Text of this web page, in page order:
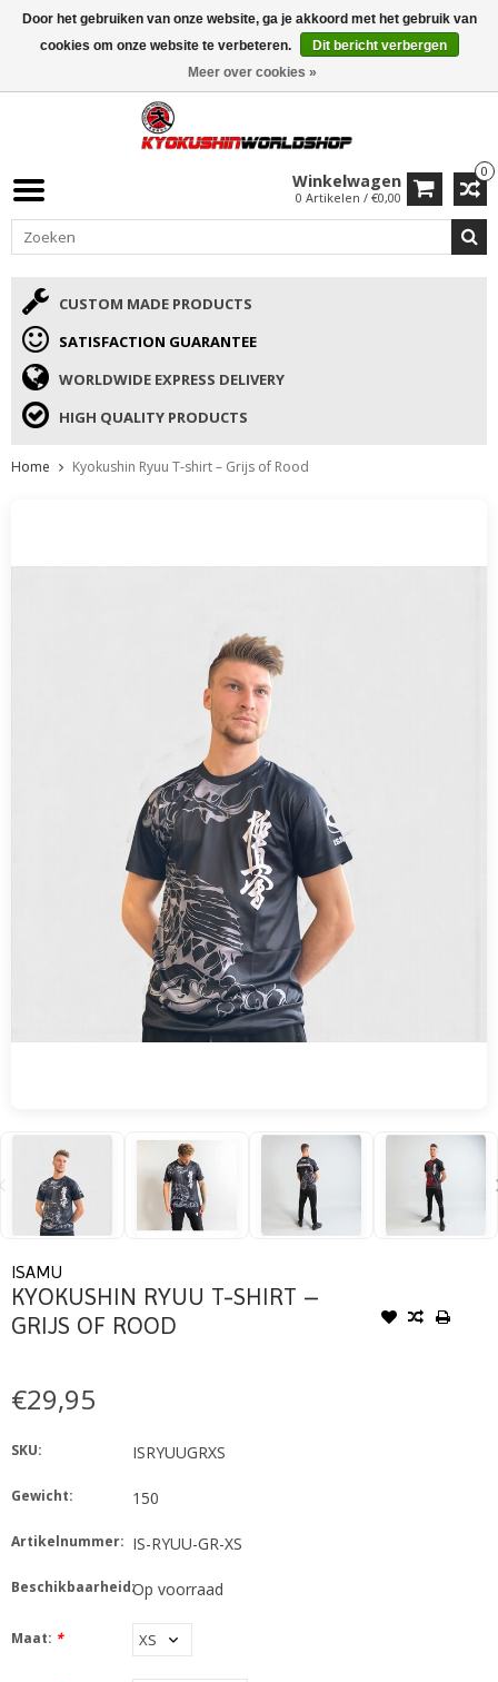
ISAMU SUMMER DEALS• 10% Korting + cadeau vanaf €169 →
0
Winkelwagen
0 Artikelen / €0,00
CUSTOM MADE PRODUCTS
SATISFACTION GUARANTEE
WORLDWIDE EXPRESS DELIVERY
HIGH QUALITY PRODUCTS
Home Kyokushin Ryuu T-shirt – Grijs of Rood
ISAMU
KYOKUSHIN RYUU T-SHIRT –
GRIJS OF ROOD
€29,95
SKU: ISRYUUGRXS
Gewicht: 150
Artikelnummer: IS-RYUU-GR-XS
Beschikbaarheid:Op voorraad
Maat: *
Door het gebruiken van onze website, ga je akkoord met het gebruik van
cookies om onze website te verbeteren.
Dit bericht verbergen
Meer over cookies »